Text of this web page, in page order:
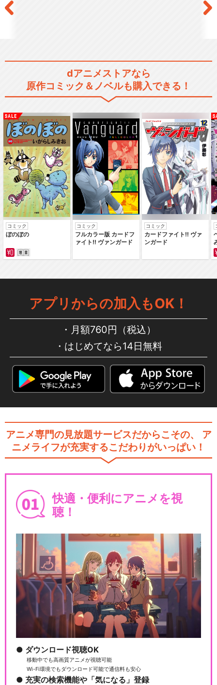
dアニメストアなら
原作コミック＆ノベルも購入できる！
コミック
ぼのぼの
コミック
フルカラー版 カードフ
ァイト‼ ヴァンガード
コミック
カードファイト‼ ヴァ
ンガード
アプリからの加入もOK！
月額760円（税込）
はじめてなら14日無料
アニメ専門の見放題サービスだからこその、
ア
ニメライフが充実するこだわりがいっぱい！
快適・便利にアニメを視
聴！
ダウンロード視聴OK
移動中でも高画質アニメが視聴可能
Wi-Fi環境でもダウンロード可能で通信料も安心
充実の検索機能や「気になる」登録